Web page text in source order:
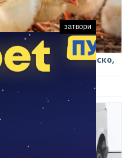
в Монтанско,
затвори